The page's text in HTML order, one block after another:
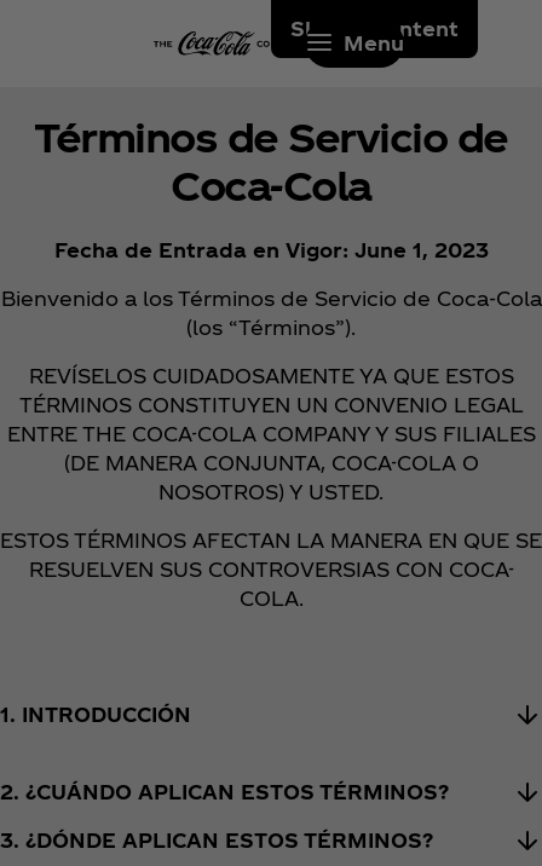
Skip to content
Menu
Términos de Servicio de
Coca‑Cola
Fecha de Entrada en Vigor: June 1, 2023
Bienvenido a los Términos de Servicio de Coca‑Cola
(los “Términos”).
REVÍSELOS CUIDADOSAMENTE YA QUE ESTOS
TÉRMINOS CONSTITUYEN UN CONVENIO LEGAL
ENTRE THE COCA-COLA COMPANY Y SUS FILIALES
(DE MANERA CONJUNTA, COCA-COLA O
NOSOTROS) Y USTED.
ESTOS TÉRMINOS AFECTAN LA MANERA EN QUE SE
RESUELVEN SUS CONTROVERSIAS CON COCA-
COLA.
1. INTRODUCCIÓN
2. ¿CUÁNDO APLICAN ESTOS TÉRMINOS?
3. ¿DÓNDE APLICAN ESTOS TÉRMINOS?